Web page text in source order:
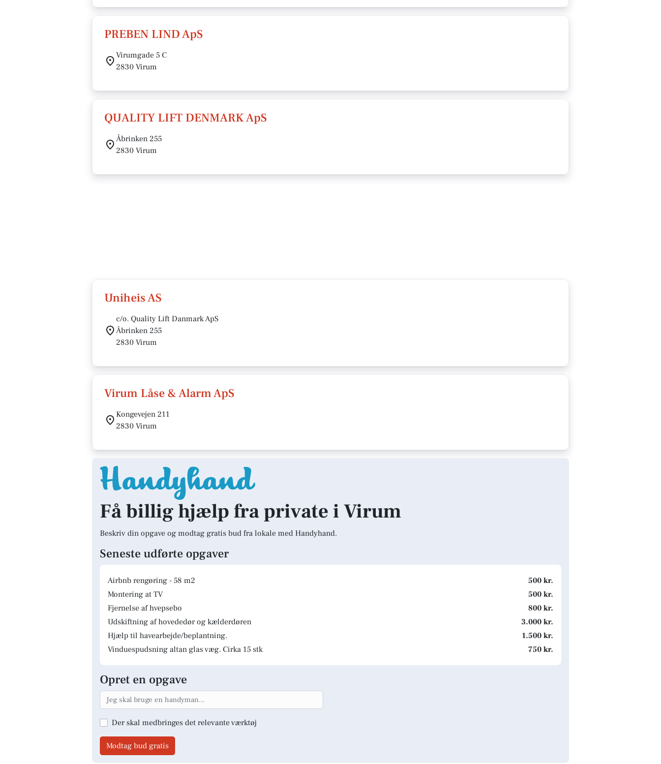
PREBEN LIND ApS
Virumgade 5 C
2830 Virum
QUALITY LIFT DENMARK ApS
Åbrinken 255
2830 Virum
Uniheis AS
c/o. Quality Lift Danmark ApS
Åbrinken 255
2830 Virum
Virum Låse & Alarm ApS
Kongevejen 211
2830 Virum
Få billig hjælp fra private i Virum
Beskriv din opgave og modtag gratis bud fra lokale med Handyhand.
Seneste udførte opgaver
Airbnb rengøring - 58 m2
500 kr.
Montering at TV
500 kr.
Fjernelse af hvepsebo
800 kr.
Udskiftning af hovededør og kælderdøren
3.000 kr.
Hjælp til havearbejde/beplantning.
1.500 kr.
Vinduespudsning altan glas væg. Cirka 15 stk
750 kr.
Opret en opgave
Der skal medbringes det relevante værktøj
Modtag bud gratis